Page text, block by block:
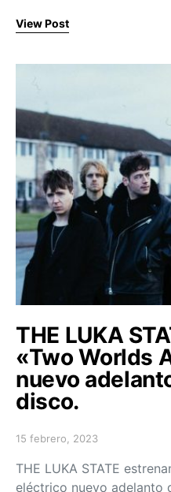
View Post
THE LUKA
«Two Worlds
nuevo
disco.
Posted on
15 febrero, 2023
THE LUKA STATE
eléctrico nuevo adelanto